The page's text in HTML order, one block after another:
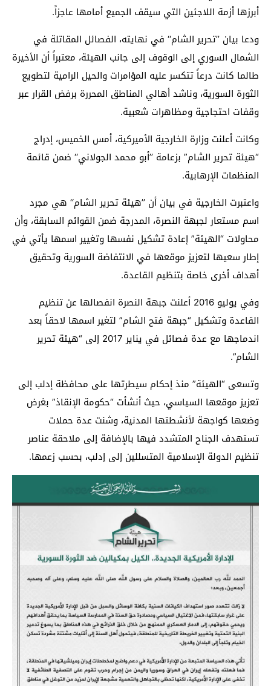
أبرزها أزمة اللاجئين التي سيقف الجميع أمامها عاجزاً.
ودعا بيان ’’تحرير الشام‘‘ في نهايته، الفصائل المقاتلة في
الشمال السوري إلى الوقوف إلى جانب الهيئة، معتبراً أن الأخيرة
طالما كانت درعاً تتكسر عليه المؤامرات والحيل الرامية لتطويع
الثورة السورية، وناشد أهالي المناطق المحررة برفض القرار عبر
وقفات احتجاجية ومظاهرات شعبية.
وكانت أعلنت وزارة الخارجية الأميركية، أمس الخميس، إدراج
“هيئة تحرير الشام” بزعامة ’’أبو محمد الجولاني‘‘ ضمن قائمة
المنظمات الإرهابية.
واعتبرت الخارجية في بيان أن ’’هيئة تحرير الشام‘‘ هي مجرد
اسم مستعار لجبهة النصرة، المدرجة ضمن القوائم السابقة، وأن
محاولات “الهيئة” إعادة تشكيل نفسها وتغيير اسمها يأتي في
إطار سعيها لتعزيز موقعها في الانتفاضة السورية وتحقيق
أهداف أخرى خاصة بتنظيم القاعدة.
وفي يوليو 2016 أعلنت جبهة النصرة انفصالها عن تنظيم
القاعدة وتشكيل “جبهة فتح الشام” لتغير اسمها لاحقاً بعد
اندماجها مع عدة فصائل في يناير 2017 إلى “هيئة تحرير
الشام”.
وتسعى “الهيئة” منذ إحكام سيطرتها على محافظة إدلب إلى
تعزيز موقعها السياسي، حيث أنشأت “حكومة الإنقاذ” بغرض
وضعها كواجهة لأنشطتها المدنية، وشنت عدة حملات
تستهدف الجناح المتشدد فيها بالإضافة إلى ملاحقة عناصر
تنظيم الدولة الإسلامية المتسللين إلى إدلب، بحسب زعمها.